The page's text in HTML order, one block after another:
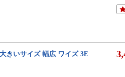
きいサイズ 幅広 ワイズ 3E